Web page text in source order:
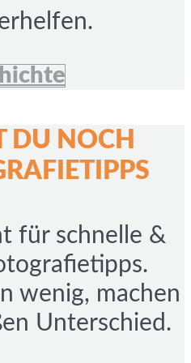
DU NOCH
für schnelle &
wenig, machen
Unterschied.